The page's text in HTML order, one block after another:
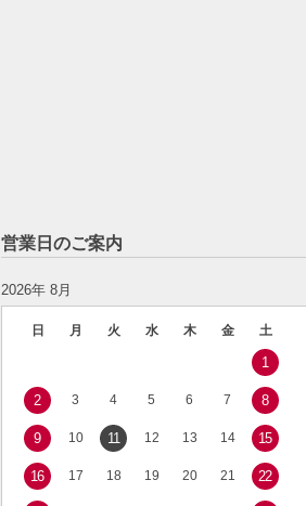
営業日のご案内
2026年 8月
日 月 火 水 木 金 土
1
2 3 4 5 6 7 8
9 10 11 12 13 14 15
16 17 18 19 20 21 22